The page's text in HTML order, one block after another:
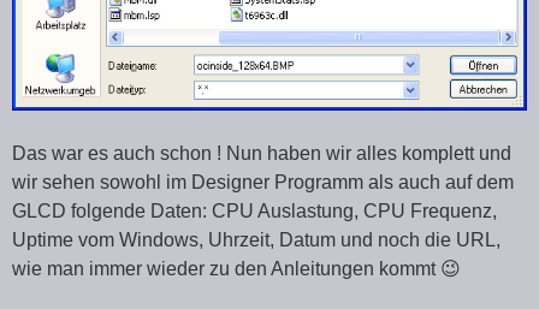
Das war es auch schon ! Nun haben wir alles komplett und
wir sehen sowohl im Designer Programm als auch auf dem
GLCD folgende Daten: CPU Auslastung, CPU Frequenz,
Uptime vom Windows, Uhrzeit, Datum und noch die URL,
wie man immer wieder zu den Anleitungen kommt 😉